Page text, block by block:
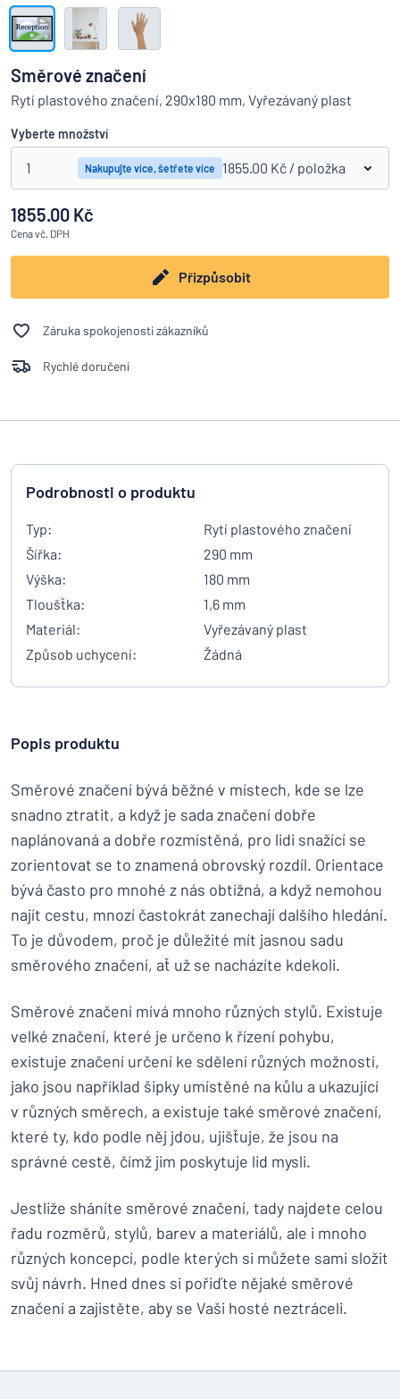
Nenacházíte, co hledáte? Začněte navrhovat
Zobrazit všechny kategorie
Vyžádat
nabídku
Přihlášení
Služby
zákazníkům
Jednotlivec / Podnik
Směrové značení
Rytí plastového značení, 290x180 mm, Vyřezávaný plast
Vyberte množství
1 Nakupujte více, šetřete více 1855.00 Kč / položka
1855.00 Kč
Cenavč. DPH
Přizpůsobit
Záruka spokojenosti zákazníků
Rychlé doručení
Podrobnosti o produktu
Typ:
Rytí plastového značení
Šířka:
290 mm
Výška:
180 mm
Tloušťka:
1,6 mm
Materiál:
Vyřezávaný plast
Způsob uchycení:
Žádná
Popis produktu
Směrové značení bývá běžné v místech, kde se lze
snadno ztratit, a když je sada značení dobře
naplánovaná a dobře rozmístěná, pro lidi snažící se
zorientovat se to znamená obrovský rozdíl. Orientace
bývá často pro mnohé z nás obtížná, a když nemohou
najít cestu, mnozí častokrát zanechají dalšího hledání.
To je důvodem, proč je důležité mít jasnou sadu
směrového značení, ať už se nacházíte kdekoli.
Směrové značení mívá mnoho různých stylů. Existuje
velké značení, které je určeno k řízení pohybu,
existuje značení určení ke sdělení různých možností,
jako jsou například šipky umístěné na kůlu a ukazující
v různých směrech, a existuje také směrové značení,
které ty, kdo podle něj jdou, ujišťuje, že jsou na
správné cestě, čímž jim poskytuje lid mysli.
Jestliže sháníte směrové značení, tady najdete celou
řadu rozměrů, stylů, barev a materiálů, ale i mnoho
různých koncepcí, podle kterých si můžete sami složit
svůj návrh. Hned dnes si pořiďte nějaké směrové
značení a zajistěte, aby se Vaši hosté neztráceli.